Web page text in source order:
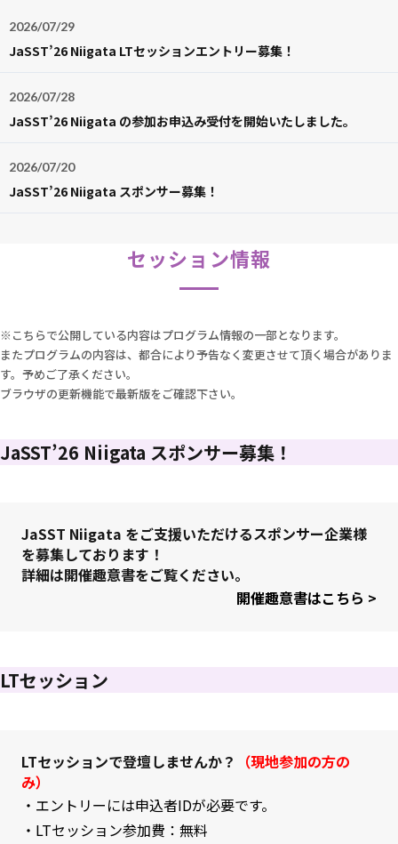
でに築き上げてきたエンジニアリングをどのように再構
築（Re-Engineering）すべきかを議論します。AIによ
度」をいかに高め、複雑化するソフトウェアの「品質の
壁」をどう突破していくか。本シンポジウムを通じて、
えております。
ための具体的なヒントを発見する機会になれば幸いで
多くの皆様のご参加を実行委員一同、心よりお待ちして
おります。
2026/07/29
JaSST’26 Niigata LTセッションエントリー募集！
2026/07/28
JaSST’26 Niigata の参加お申込み受付を開始いたしました。
2026/07/20
JaSST’26 Niigata スポンサー募集！
セッション情報
※こちらで公開している内容はプログラム情報の一部となります。
またプログラムの内容は、都合により予告なく変更させて頂く場合がありま
す。予めご了承ください。
ブラウザの更新機能で最新版をご確認下さい。
JaSST’26 Niigata スポンサー募集！
JaSST Niigata をご支援いただけるスポンサー企業様
を募集しております！
詳細は開催趣意書をご覧ください。
開催趣意書はこちら >
LTセッション
LTセッションで登壇しませんか？
（現地参加の方の
み）
・エントリーには申込者IDが必要です。
・LTセッション参加費：無料